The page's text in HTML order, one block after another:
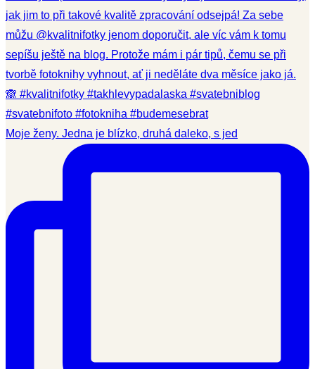
Moje ženy. Jedna je blízko, druhá daleko, s jed